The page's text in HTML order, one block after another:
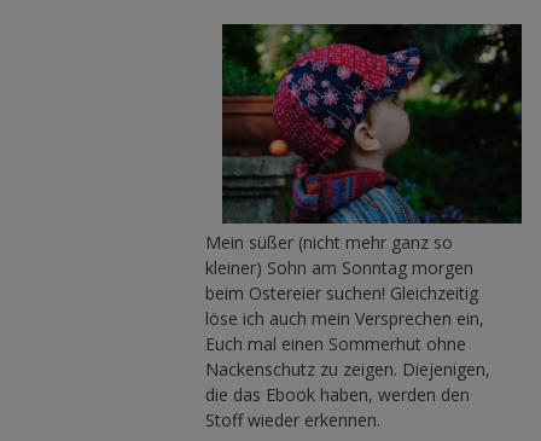
Mein süßer (nicht mehr ganz so
kleiner) Sohn am Sonntag morgen
beim Ostereier suchen! Gleichzeitig
löse ich auch mein Versprechen ein,
Euch mal einen Sommerhut ohne
Nackenschutz zu zeigen. Diejenigen,
die das Ebook haben, werden den
Stoff wieder erkennen.